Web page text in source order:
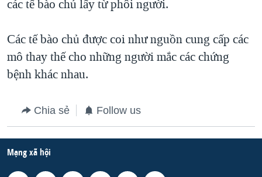
các tế bào chủ lấy từ phôi người.
Các tế bào chủ được coi như nguồn cung cấp các
mô thay thế cho những người mắc các chứng
bệnh khác nhau.
Chia sẻ Follow us
Mạng xã hội